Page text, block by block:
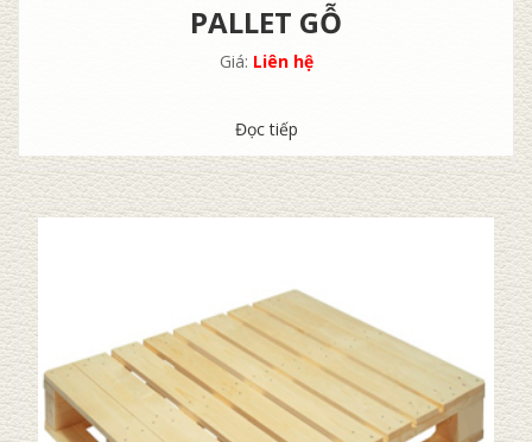
PALLET GỖ
Giá: Liên hệ
Đọc tiếp